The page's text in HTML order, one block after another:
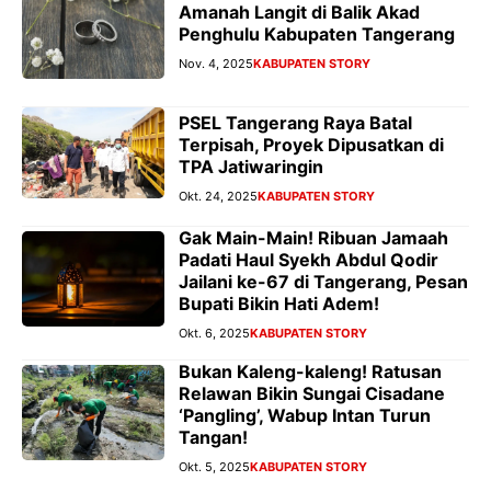
Amanah Langit di Balik Akad
Penghulu Kabupaten Tangerang
Nov. 4, 2025KABUPATEN STORY
PSEL Tangerang Raya Batal
Terpisah, Proyek Dipusatkan di
TPA Jatiwaringin
Okt. 24, 2025KABUPATEN STORY
Gak Main-Main! Ribuan Jamaah
Padati Haul Syekh Abdul Qodir
Jailani ke-67 di Tangerang, Pesan
Bupati Bikin Hati Adem!
Okt. 6, 2025KABUPATEN STORY
Bukan Kaleng-kaleng! Ratusan
Relawan Bikin Sungai Cisadane
‘Pangling’, Wabup Intan Turun
Tangan!
Okt. 5, 2025KABUPATEN STORY